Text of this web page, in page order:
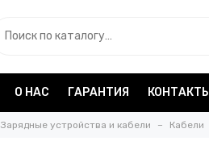
О НАС ГАРАНТИЯ КОНТАКТЫ
Зарядные устройства и кабели Кабели